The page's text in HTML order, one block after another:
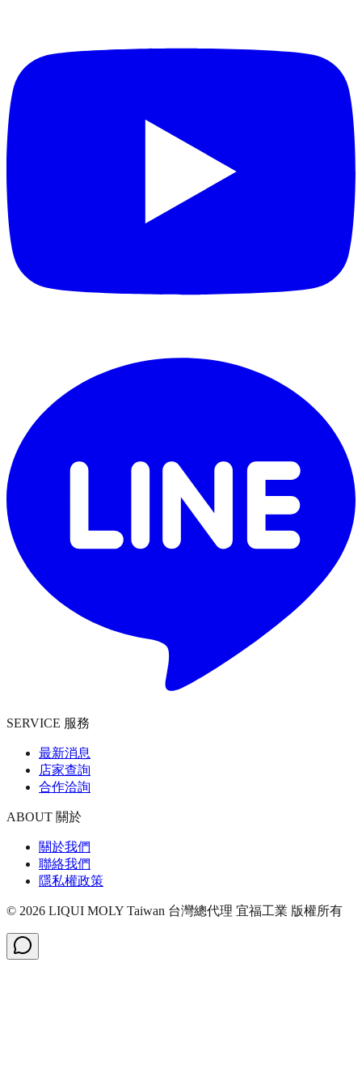
SERVICE 服務
最新消息
店家查詢
合作洽詢
ABOUT 關於
關於我們
聯絡我們
隱私權政策
© 2026 LIQUI MOLY Taiwan 台灣總代理 宜福工業 版權所有